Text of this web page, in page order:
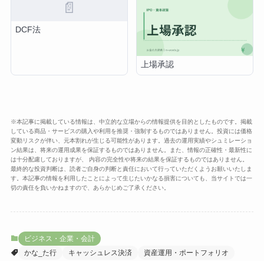
📄
DCF法
上場承認
※本記事に掲載している情報は、中立的な立場からの情報提供を目的としたものです。掲載
している商品・サービスの購入や利用を推奨・強制するものではありません。投資には価格
変動リスクが伴い、元本割れが生じる可能性があります。過去の運用実績やシュミレーショ
ン結果は、将来の運用成果を保証するものではありません。また、情報の正確性・最新性に
は十分配慮しておりますが、 内容の完全性や将来の結果を保証するものではありません。
最終的な投資判断は、読者ご自身の判断と責任において行っていただくようお願いいたしま
す。本記事の情報を利用したことによって生じたいかなる損害についても、当サイトでは一
切の責任を負いかねますので、あらかじめご了承ください。
ビジネス・企業・会計
かな_た行
キャッシュレス決済 資産運用・ポートフォリオ